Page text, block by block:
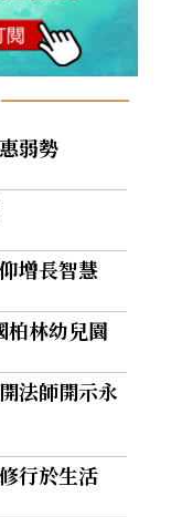
弱勢
增長智慧
林幼兒園
法師開示永
行於生活